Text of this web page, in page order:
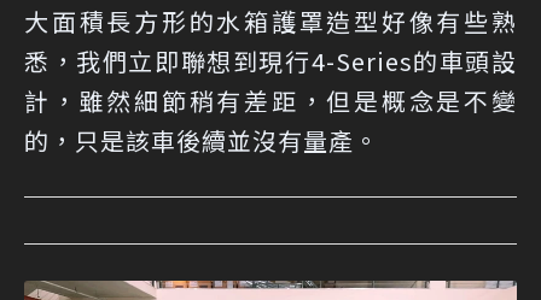
大面積長方形的水箱護罩造型好像有些熟
悉，我們立即聯想到現行4-Series的車頭設
計，雖然細節稍有差距，但是概念是不變
的，只是該車後續並沒有量產。